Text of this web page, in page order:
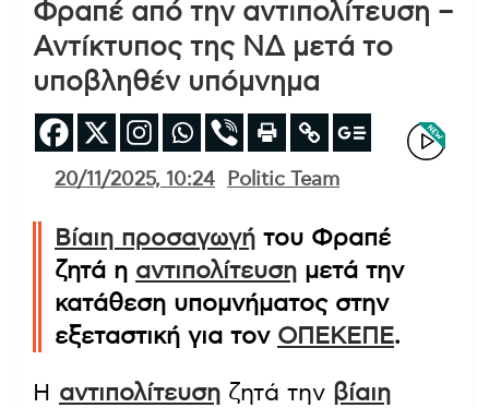
Φραπέ από την αντιπολίτευση –
Αντίκτυπος της ΝΔ μετά το
υποβληθέν υπόμνημα
20/11/2025, 10:24 Politic Team
Βίαιη προσαγωγή του Φραπέ
ζητά η αντιπολίτευση μετά την
κατάθεση υπομνήματος στην
εξεταστική για τον ΟΠΕΚΕΠΕ.
Η αντιπολίτευση ζητά την βίαιη